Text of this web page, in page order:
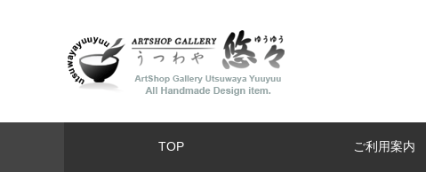
TOP ご利用案内